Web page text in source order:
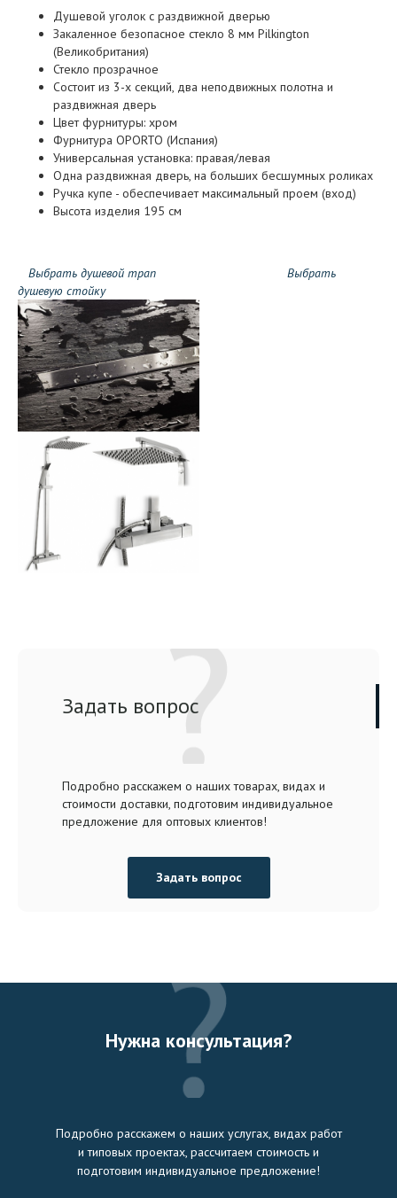
Душевой уголок с раздвижной дверью
Закаленное безопасное стекло 8 мм Pilkington
(Великобритания)
Стекло прозрачное
Состоит из 3-х секций, два неподвижных полотна и
раздвижная дверь
Цвет фурнитуры: хром
Фурнитура OPORTO (Испания)
Универсальная установка: правая/левая
Одна раздвижная дверь, на больших бесшумных роликах
Ручка купе - обеспечивает максимальный проем (вход)
Высота изделия 195 см
Выбрать душевой трап
Выбрать
душевую стойку
Задать вопрос
Подробно расскажем о наших товарах, видах и
стоимости доставки, подготовим индивидуальное
предложение для оптовых клиентов!
Задать вопрос
Нужна консультация?
Подробно расскажем о наших услугах, видах работ
и типовых проектах, рассчитаем стоимость и
подготовим индивидуальное предложение!